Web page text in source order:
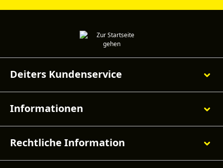
Deiters Kundenservice
Informationen
Rechtliche Information